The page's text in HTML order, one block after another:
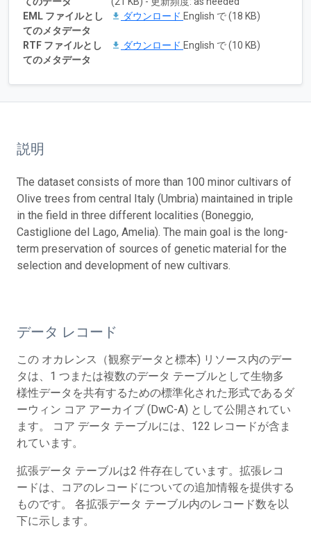
EML ファイルとし
てのメタデータ
ダウンロード English で (18 KB)
RTF ファイルとし
てのメタデータ
ダウンロード English で (10 KB)
説明
The dataset consists of more than 100 minor cultivars of
Olive trees from central Italy (Umbria) maintained in triple
in the field in three different localities (Boneggio,
Castiglione del Lago, Amelia). The main goal is the long-
term preservation of sources of genetic material for the
selection and development of new cultivars.
データ レコード
この オカレンス（観察データと標本) リソース内のデー
タは、1 つまたは複数のデータ テーブルとして生物多
様性データを共有するための標準化された形式であるダ
ーウィン コア アーカイブ (DwC-A) として公開されてい
ます。 コア データ テーブルには、122 レコードが含ま
れています。
拡張データ テーブルは2 件存在しています。拡張レコ
ードは、コアのレコードについての追加情報を提供する
ものです。 各拡張データ テーブル内のレコード数を以
下に示します。